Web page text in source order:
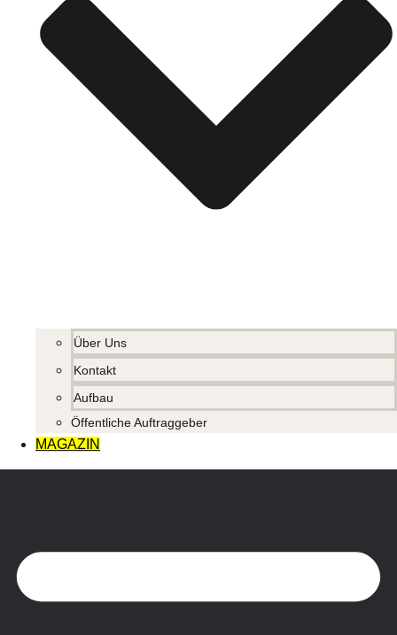
Über Uns
Kontakt
Aufbau
Öffentliche Auftraggeber
MAGAZIN